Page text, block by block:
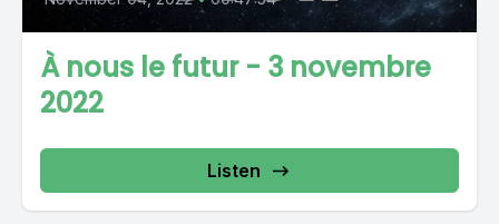
À nous le futur - 3 novembre
2022
Listen